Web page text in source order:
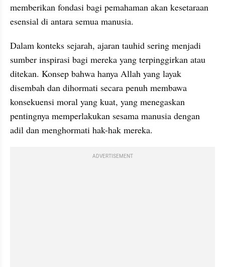
memberikan fondasi bagi pemahaman akan kesetaraan
esensial di antara semua manusia.
Dalam konteks sejarah, ajaran tauhid sering menjadi
sumber inspirasi bagi mereka yang terpinggirkan atau
ditekan. Konsep bahwa hanya Allah yang layak
disembah dan dihormati secara penuh membawa
konsekuensi moral yang kuat, yang menegaskan
pentingnya memperlakukan sesama manusia dengan
adil dan menghormati hak-hak mereka.
ADVERTISEMENT